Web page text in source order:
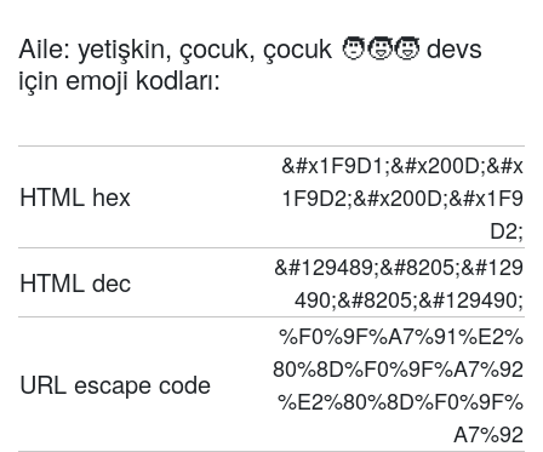
Aile: yetişkin, çocuk, çocuk 🧑‍🧒‍🧒 devs
için emoji kodları:
HTML hex
&#x1F9D1;&#x200D;&#x
1F9D2;&#x200D;&#x1F9
D2;
HTML dec
&#129489;&#8205;&#129
490;&#8205;&#129490;
URL escape code
%F0%9F%A7%91%E2%
80%8D%F0%9F%A7%92
%E2%80%8D%F0%9F%
A7%92